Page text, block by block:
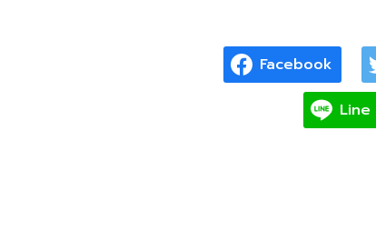
Facebook
Line